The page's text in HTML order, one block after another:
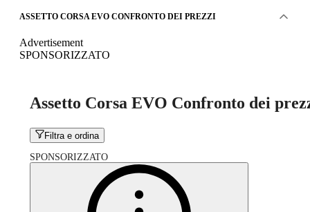
ASSETTO CORSA EVO CONFRONTO DEI PREZZI
Advertisement
SPONSORIZZATO
Assetto Corsa EVO Confronto dei
Filtra e ordina
SPONSORIZZATO